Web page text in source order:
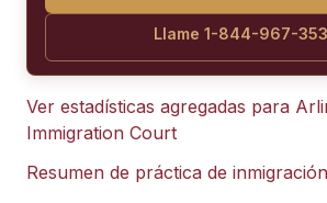
Llame 1-844-967-
Ver estadísticas agregadas para
Immigration Court
Resumen de práctica de inmigración